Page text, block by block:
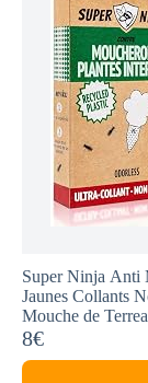
Super Ninja Anti
Jaunes Collants
Mouche de
Jusqu’à 3 Mois
8€